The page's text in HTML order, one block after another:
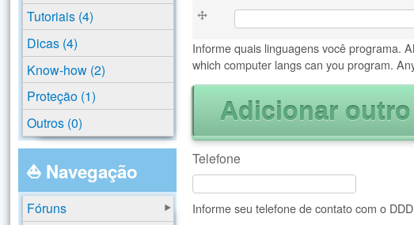
Linguagens
Informe quais linguagens você programa.
which computer langs can you program.
Telefone
Informe seu telefone de contato com o
Tutoriais (4)
Dicas (4)
Know-how (2)
Proteção (1)
Outros (0)
⛵ Navegação
Fóruns